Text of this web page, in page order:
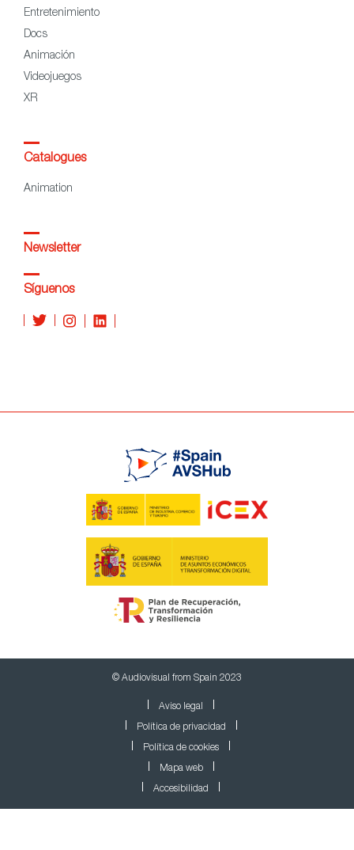
Entretenimiento
Docs
Animación
Videojuegos
XR
Catalogues
Animation
Newsletter
Síguenos
© Audiovisual from Spain 2023
Aviso legal
Política de privacidad
Política de cookies
Mapa web
Accesibilidad